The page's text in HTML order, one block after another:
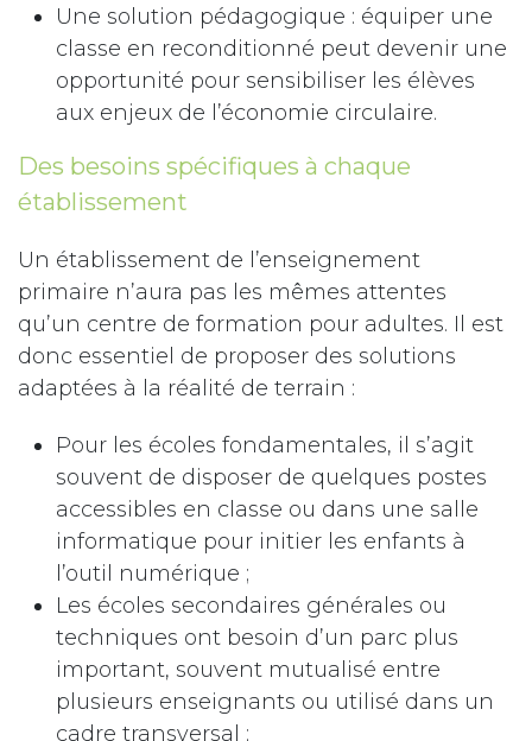
Une solution pédagogique : équiper une
classe en reconditionné peut devenir une
opportunité pour sensibiliser les élèves
aux enjeux de l’économie circulaire.
Des besoins spécifiques à chaque
établissement
Un établissement de l’enseignement
primaire n’aura pas les mêmes attentes
qu’un centre de formation pour adultes. Il est
donc essentiel de proposer des solutions
adaptées à la réalité de terrain :
Pour les écoles fondamentales, il s’agit
souvent de disposer de quelques postes
accessibles en classe ou dans une salle
informatique pour initier les enfants à
l’outil numérique ;
Les écoles secondaires générales ou
techniques ont besoin d’un parc plus
important, souvent mutualisé entre
plusieurs enseignants ou utilisé dans un
cadre transversal ;